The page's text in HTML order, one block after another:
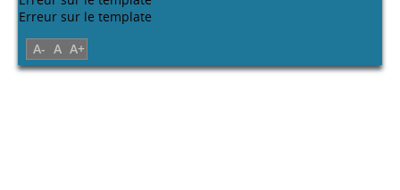
Erreur sur le template
Erreur sur le template
Erreur sur le template